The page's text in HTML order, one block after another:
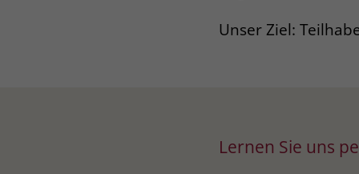
Unser Ziel:
Lernen Sie uns